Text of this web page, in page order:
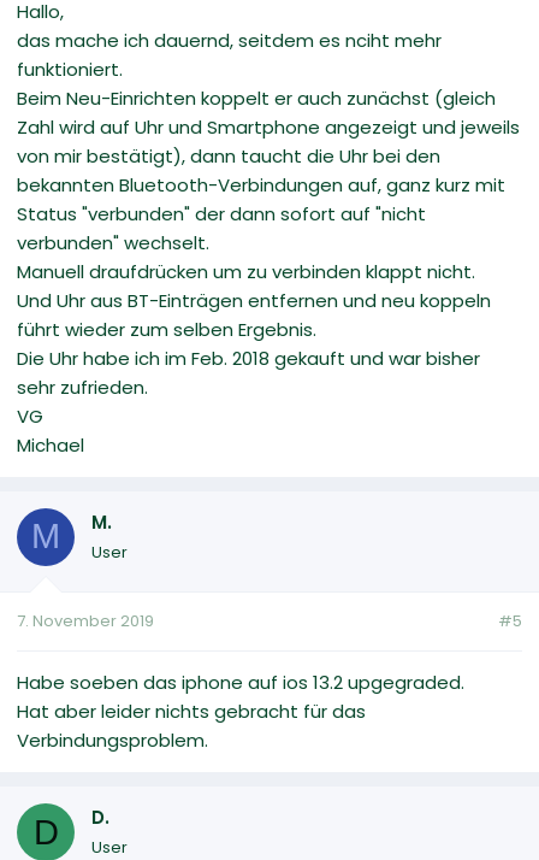
Hallo,
das mache ich dauernd, seitdem es nciht mehr
funktioniert.
Beim Neu-Einrichten koppelt er auch zunächst (gleich
Zahl wird auf Uhr und Smartphone angezeigt und jeweils
von mir bestätigt), dann taucht die Uhr bei den
bekannten Bluetooth-Verbindungen auf, ganz kurz mit
Status "verbunden" der dann sofort auf "nicht
verbunden" wechselt.
Manuell draufdrücken um zu verbinden klappt nicht.
Und Uhr aus BT-Einträgen entfernen und neu koppeln
führt wieder zum selben Ergebnis.
Die Uhr habe ich im Feb. 2018 gekauft und war bisher
sehr zufrieden.
VG
Michael
M M.
User
7. November 2019 #5
Habe soeben das iphone auf ios 13.2 upgegraded.
Hat aber leider nichts gebracht für das
Verbindungsproblem.
D D.
User